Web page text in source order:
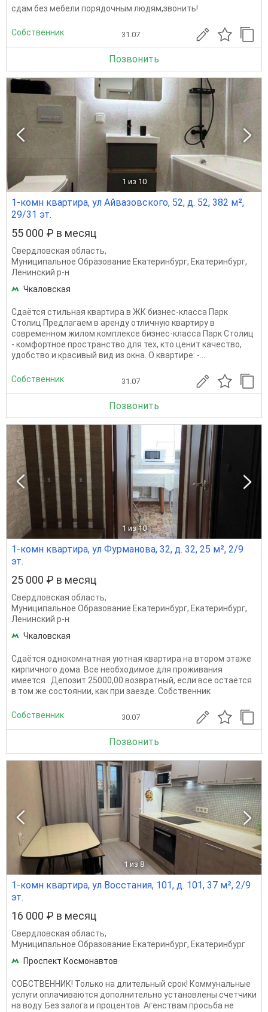
сдам без мебели порядочным людям,звонить!
Собственник 31.07
Позвонить
1 из 10
1-комн квартира, ул Айвазовского, 52, д. 52, 382 м²,
29/31 эт.
55 000 ₽ в месяц
Свердловская область,
Муниципальное Образование Екатеринбург, Екатеринбург,
Ленинский р-н
Чкаловская
Сдаётся стильная квартира в ЖК бизнес-класса Парк
Столиц Предлагаем в аренду отличную квартиру в
современном жилом комплексе бизнес-класса Парк Столиц
- комфортное пространство для тех, кто ценит качество,
удобство и красивый вид из окна. О квартире: -...
Собственник 31.07
Позвонить
1 из 10
1-комн квартира, ул Фурманова, 32, д. 32, 25 м², 2/9
эт.
25 000 ₽ в месяц
Свердловская область,
Муниципальное Образование Екатеринбург, Екатеринбург,
Ленинский р-н
Чкаловская
Сдаётся однокомнатная уютная квартира на втором этаже
кирпичного дома. Все необходимое для проживания
имеется . Депозит 25000,00 возвратный, если все остаётся
в том же состоянии, как при заезде. Собственник
Собственник 30.07
Позвонить
1 из 8
1-комн квартира, ул Восстания, 101, д. 101, 37 м², 2/9
эт.
16 000 ₽ в месяц
Свердловская область,
Муниципальное Образование Екатеринбург, Екатеринбург
Проспект Космонавтов
СОБСТВЕННИК! Только на длительный срок! Коммунальные
услуги оплачиваются дополнительно установлены счетчики
на воду. Без залога и процентов. Агенствам просьба не